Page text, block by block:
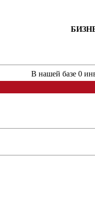
В нашей базе 0